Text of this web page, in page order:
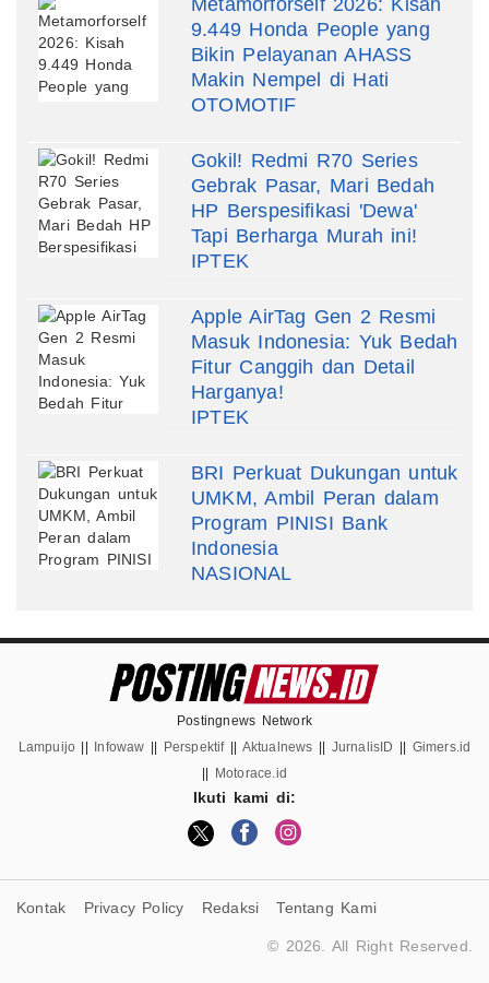
9.449 Honda People yang
Bikin Pelayanan AHASS
Makin Nempel di Hati
OTOMOTIF
Gokil! Redmi R70 Series
Gebrak Pasar, Mari Bedah
HP Berspesifikasi 'Dewa'
Tapi Berharga Murah ini!
IPTEK
Apple AirTag Gen 2 Resmi
Masuk Indonesia: Yuk Bedah
Fitur Canggih dan Detail
Harganya!
IPTEK
BRI Perkuat Dukungan untuk
UMKM, Ambil Peran dalam
Program PINISI Bank
Indonesia
NASIONAL
Postingnews Network
Lampuijo
Infowaw Perspektif|| Aktualnews JurnalisID
Gimers.id
Motorace.id
Ikuti kami di:
Kontak Privacy Policy Redaksi Tentang Kami
© 2026. All Right Reserved.